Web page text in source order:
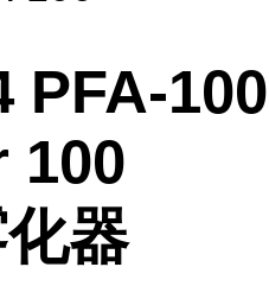
PFA-100
100
器